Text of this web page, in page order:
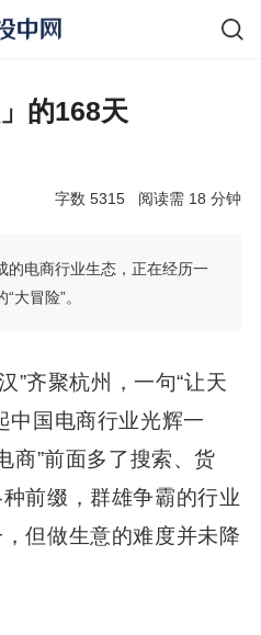
的168天
分钟
18
阅读需
5315
字数
的电商行业生态，正在经历一
大冒险”。
”齐聚杭州，一句“让天
中国电商行业光辉一
商”前面多了搜索、货
前缀，群雄争霸的行业
但做生意的难度并未降